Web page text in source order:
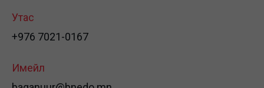
Утас
+976 7021-0167
Имейл